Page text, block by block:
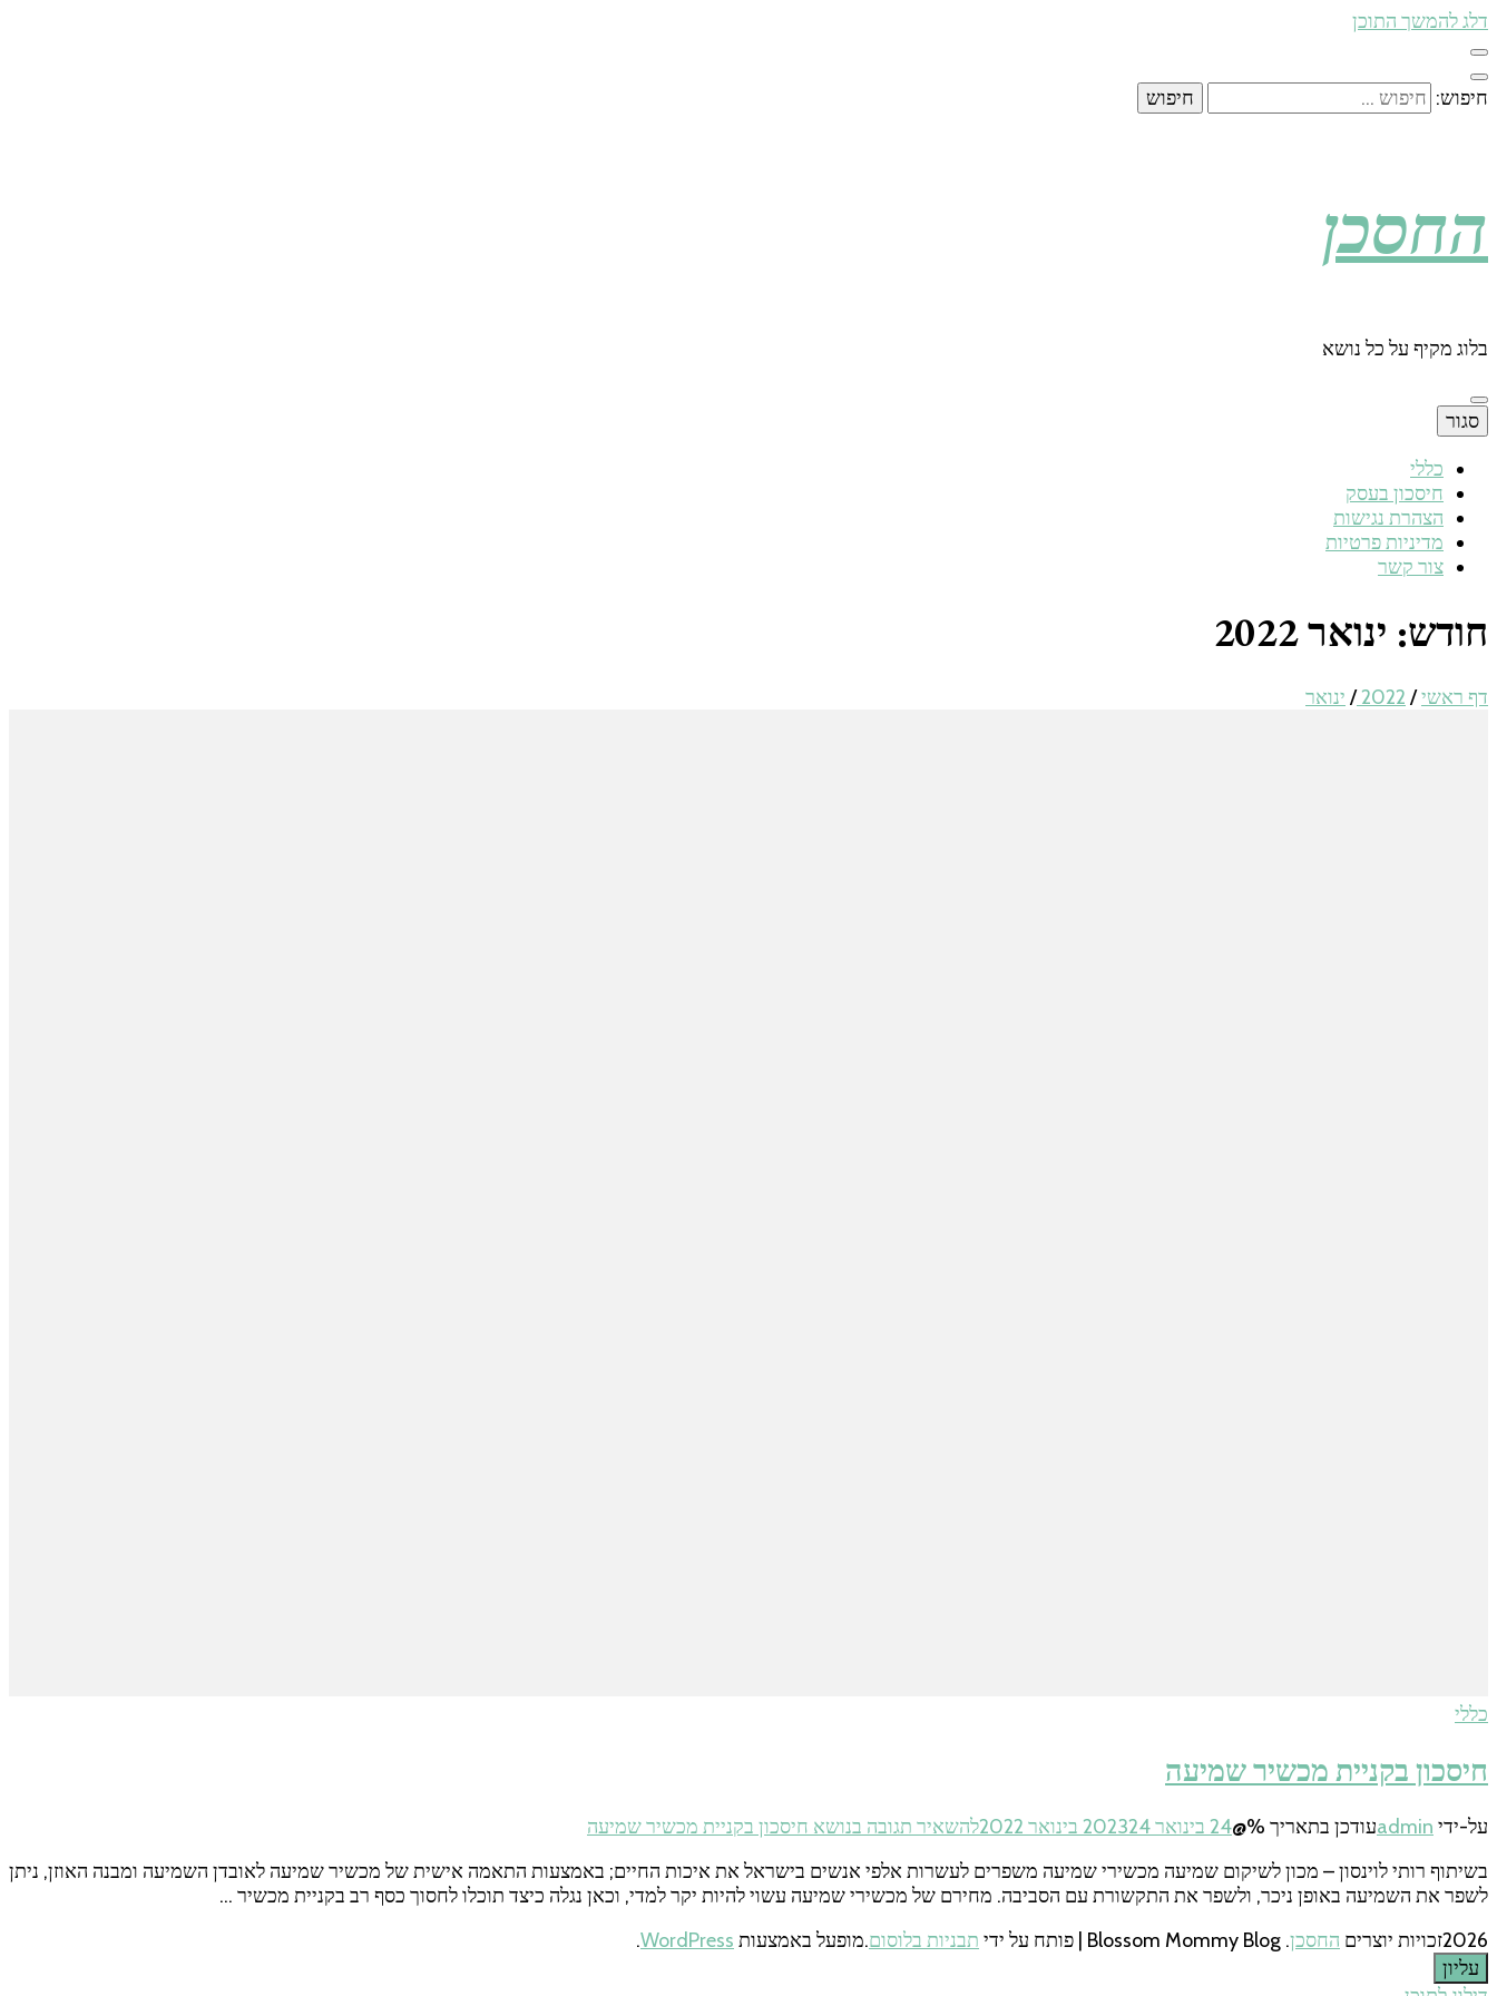
דלג להמשך התוכן
חיפוש:
החסכן
בלוג מקיף על כל נושא
סגור
כללי
חיסכון בעסק
הצהרת נגישות
מדיניות פרטיות
צור קשר
חודש: ינואר 2022
דף ראשי/
2022
/ ינואר
כללי
חיסכון בקניית מכשיר שמיעה
על-ידי adminעודכן בתאריך %@24 בינואר 2023 24 בינואר 2022 להשאיר תגובה בנושא חיסכון בקניית מכשיר שמיעה
בשיתוף רותי לוינסון – מכון לשיקום שמיעה מכשירי שמיעה משפרים לעשרות אלפי אנשים בישראל את איכות החיים; באמצעות התאמה אישית של מכשיר שמיעה לאובדן השמיעה ומבנה האוזן, ניתן
לשפר את השמיעה באופן ניכר, ולשפר את התקשורת עם הסביבה. מחירם של מכשירי שמיעה עשוי להיות יקר למדי, וכאן נגלה כיצד תוכלו לחסוך כסף רב בקניית מכשיר …
2026זכויות יוצרים
החסכן. Blossom Mommy Blog | פותח על ידי תבניות בלוסום.מופעל באמצעות WordPress
.
עליון